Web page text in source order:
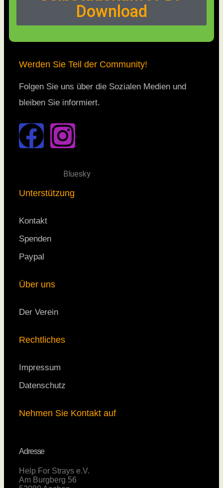
Download
Werden Sie Teil der Community!
Folgen Sie uns über die Sozialen Medien und
bleiben Sie informiert.
Bluesky
Unterstützung
Kontakt
Spenden
Paypal
Über uns
Der Verein
Rechtliches
Impressum
Datenschutz
Nehmen Sie Kontakt auf
Adresse
Help For Strays e.V.
Am Burgberg 56